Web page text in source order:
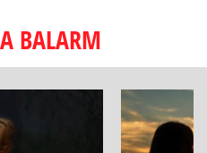
BALARM